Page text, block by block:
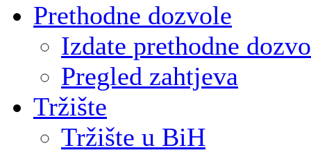
Prethodne dozvole
Izdate prethodne
Pregled zahtjeva
Tržište
Tržište u BiH